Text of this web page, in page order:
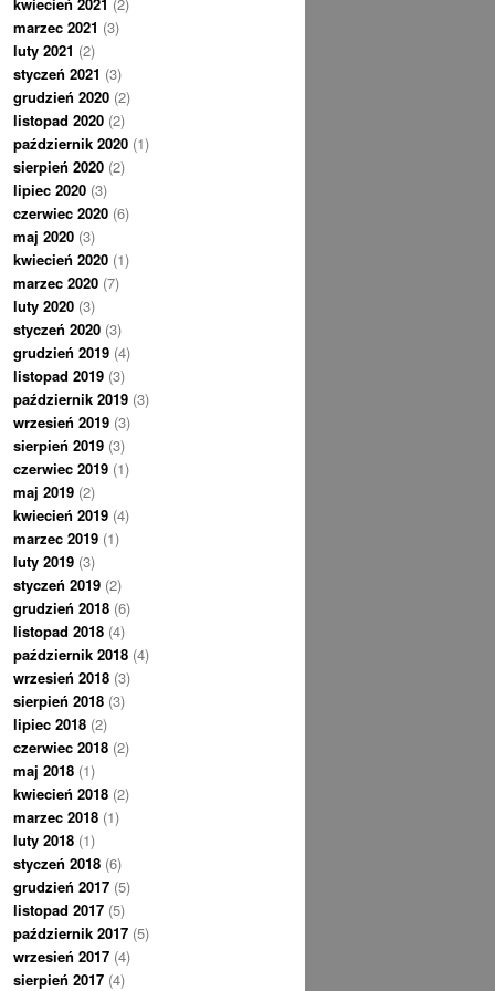
marzec 2021 (3)
luty 2021 (2)
styczeń 2021 (3)
grudzień 2020 (2)
listopad 2020 (2)
październik 2020 (1)
sierpień 2020 (2)
lipiec 2020 (3)
czerwiec 2020 (6)
maj 2020 (3)
kwiecień 2020 (1)
marzec 2020 (7)
luty 2020 (3)
styczeń 2020 (3)
grudzień 2019 (4)
listopad 2019 (3)
październik 2019 (3)
wrzesień 2019 (3)
sierpień 2019 (3)
czerwiec 2019 (1)
maj 2019 (2)
kwiecień 2019 (4)
marzec 2019 (1)
luty 2019 (3)
styczeń 2019 (2)
grudzień 2018 (6)
listopad 2018 (4)
październik 2018 (4)
wrzesień 2018 (3)
sierpień 2018 (3)
lipiec 2018 (2)
czerwiec 2018 (2)
maj 2018 (1)
kwiecień 2018 (2)
marzec 2018 (1)
luty 2018 (1)
styczeń 2018 (6)
grudzień 2017 (5)
listopad 2017 (5)
październik 2017 (5)
wrzesień 2017 (4)
sierpień 2017 (4)